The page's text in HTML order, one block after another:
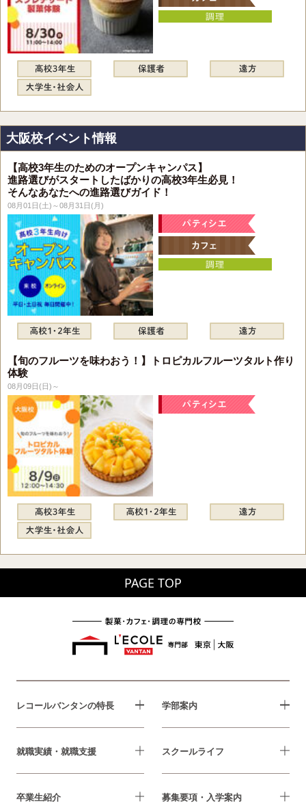
大阪校イベント情報
【高校3年生のためのオープンキャンパス】
進路選びがスタートしたばかりの高校3年生必見！
そんなあなたへの進路選びガイド！
08月01日(土)～08月31日(月)
【旬のフルーツを味わおう！】トロピカルフルーツタルト作り
体験
08月09日(日)～
PAGE TOP
レコールバンタンの特長 学部案内
就職実績・就職支援 スクールライフ
卒業生紹介 募集要項・入学案内